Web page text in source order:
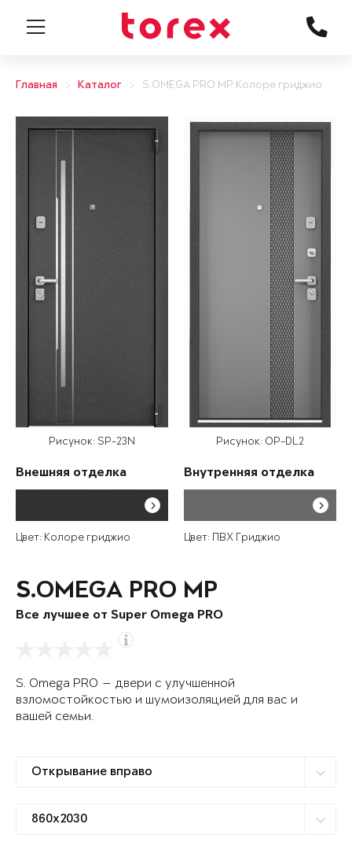
Главная Каталог S.OMEGA PRO MP Колоре гриджио
Рисунок: SP-23N
Внешняя отделка
Цвет: Колоре гриджио
Рисунок: OP-DL2
Внутренняя отделка
Цвет: ПВХ Гриджио
S.OMEGA PRO MP
Все лучшее от Super Omega PRO
S. Omega PRO — двери с улучшенной
взломостойкостью и шумоизоляцией для вас и
вашей семьи.